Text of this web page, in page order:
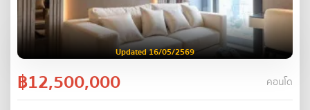
Updated 16/05/2569
฿12,500,000 คอนโด